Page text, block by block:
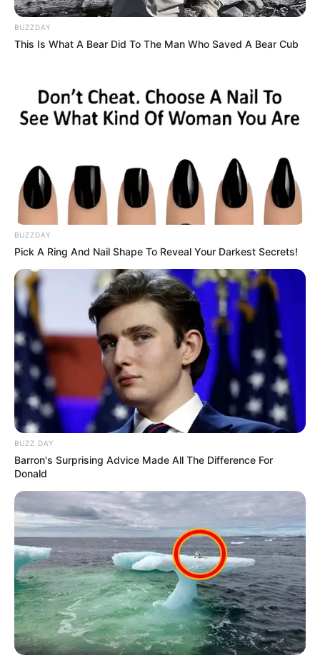
BUZZDAY
This Is What A Bear Did To The Man Who Saved A Bear Cub
BUZZDAY
Pick A Ring And Nail Shape To Reveal Your Darkest Secrets!
BUZZ DAY
Barron's Surprising Advice Made All The Difference For
Donald